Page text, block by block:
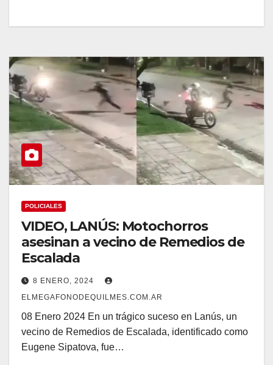
POLICIALES
VIDEO, LANÚS: Motochorros
asesinan a vecino de Remedios de
Escalada
8 ENERO, 2024
ELMEGAFONODEQUILMES.COM.AR
08 Enero 2024 En un trágico suceso en Lanús, un
vecino de Remedios de Escalada, identificado como
Eugene Sipatova, fue…